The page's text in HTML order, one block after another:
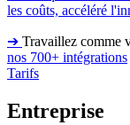
les coûts, accéléré
➔ Travaillez comme
nos 700+ intégrations
Tarifs
Entreprise